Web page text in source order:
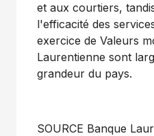
et aux courtiers,
l'efficacité des
exercice de Valeurs
Laurentienne sont
grandeur du pays.
SOURCE Banque